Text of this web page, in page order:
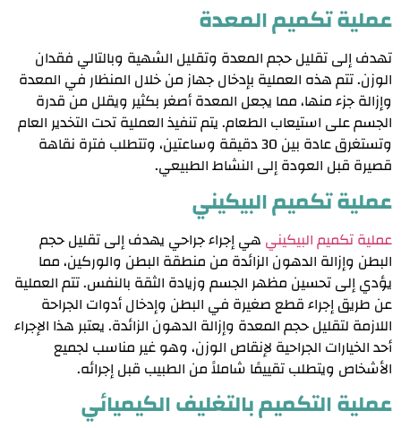
عملية تكميم المعدة
تهدف إلى تقليل حجم المعدة وتقليل الشهية وبالتالي فقدان
الوزن. تتم هذه العملية بإدخال جهاز من خلال المنظار في المعدة
وإزالة جزء منها، مما يجعل المعدة أصغر بكثير ويقلل من قدرة
الجسم على استيعاب الطعام. يتم تنفيذ العملية تحت التخدير العام
وتستغرق عادة بين 30 دقيقة وساعتين، وتتطلب فترة نقاهة
قصيرة قبل العودة إلى النشاط الطبيعي.
عملية تكميم البيكيني
عملية تكميم البيكيني هي إجراء جراحي يهدف إلى تقليل حجم
البطن وإزالة الدهون الزائدة من منطقة البطن والوركين، مما
يؤدي إلى تحسين مظهر الجسم وزيادة الثقة بالنفس. تتم العملية
عن طريق إجراء قطع صغيرة في البطن وإدخال أدوات الجراحة
اللازمة لتقليل حجم المعدة وإزالة الدهون الزائدة. يعتبر هذا الإجراء
أحد الخيارات الجراحية لإنقاص الوزن، وهو غير مناسب لجميع
الأشخاص ويتطلب تقييمًا شاملاً من الطبيب قبل إجرائه.
عملية التكميم بالتغليف الكيميائي